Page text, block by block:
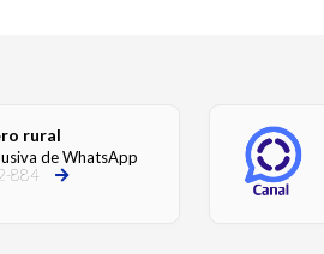
rural
de WhatsApp
884